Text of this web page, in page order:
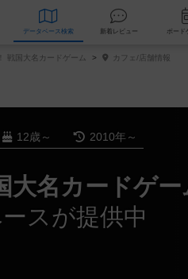
データベース 検索 新着レビュー
戦国大名カードゲーム カフェ/店舗情報
12歳～ 2010年～
大名カードゲー
スが提供中